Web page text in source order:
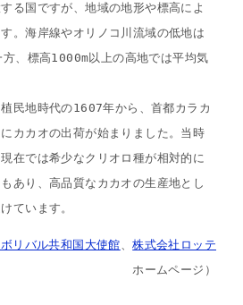
る国ですが、地域の地形や標高によ
。海岸線やオリノコ川流域の低地は
、標高1000m以上の高地では平均気
民地時代の1607年から、首都カラカ
カカオの出荷が始まりました。当時
在では希少なクリオロ種が相対的に
あり、高品質なカカオの生産地とし
ています。
リバル共和国大使館、株式会社ロッテ
ホームページ）